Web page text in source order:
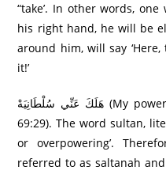
“take’. In other words,
his right hand, he will be
around him, will say
it!’
هَلَكَ عَنِّي سُلْطَانِيَهْ (My power has gone from me for good…
69:29). The word sultan,
or overpowering’.
referred to as saltanah